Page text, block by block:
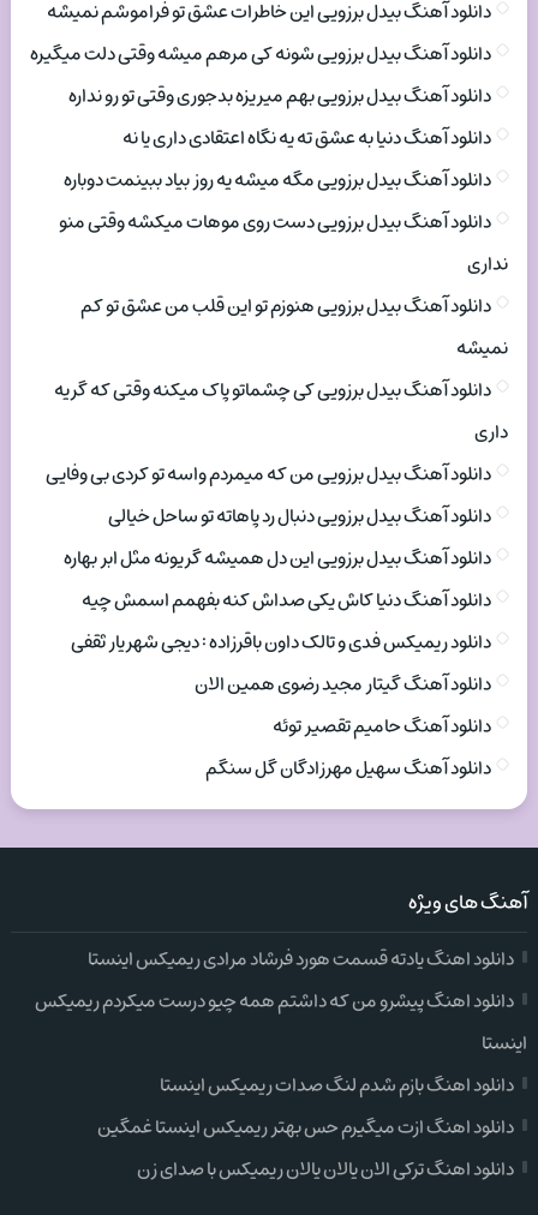
دانلود آهنگ بیدل برزویی این خاطرات عشق تو فراموشم نمیشه
دانلود آهنگ بیدل برزویی شونه کی مرهم میشه وقتی دلت میگیره
دانلود آهنگ بیدل برزویی بهم میریزه بدجوری وقتی تو رو نداره
دانلود آهنگ دنیا به عشق ته یه نگاه اعتقادی داری یا نه
دانلود آهنگ بیدل برزویی مگه میشه یه روز بیاد ببینمت دوباره
دانلود آهنگ بیدل برزویی دست روی موهات میکشه وقتی منو
نداری
دانلود آهنگ بیدل برزویی هنوزم تو این قلب من عشق تو کم
نمیشه
دانلود آهنگ بیدل برزویی کی چشماتو پاک میکنه وقتی که گریه
داری
دانلود آهنگ بیدل برزویی من که میمردم واسه تو کردی بی وفایی
دانلود آهنگ بیدل برزویی دنبال رد پاهاته تو ساحل خیالی
دانلود آهنگ بیدل برزویی این دل همیشه گریونه مثل ابر بهاره
دانلود آهنگ دنیا کاش یکی صداش کنه بفهمم اسمش چیه
دانلود ریمیکس فدی و تالک داون باقرزاده : دیجی شهریار ثقفی
دانلود آهنگ گیتار مجید رضوی همین الان
دانلود آهنگ حامیم تقصیر توئه
دانلود آهنگ سهیل مهرزادگان گل سنگم
آهنگ های ویژه
دانلود اهنگ یادته قسمت هورد فرشاد مرادی ریمیکس اینستا
دانلود اهنگ پیشرو من که داشتم همه چیو درست میکردم ریمیکس
اینستا
دانلود اهنگ بازم شدم لنگ صدات ریمیکس اینستا
دانلود اهنگ ازت میگیرم حس بهتر ریمیکس اینستا غمگین
دانلود اهنگ ترکی الان یالان یالان ریمیکس با صدای زن